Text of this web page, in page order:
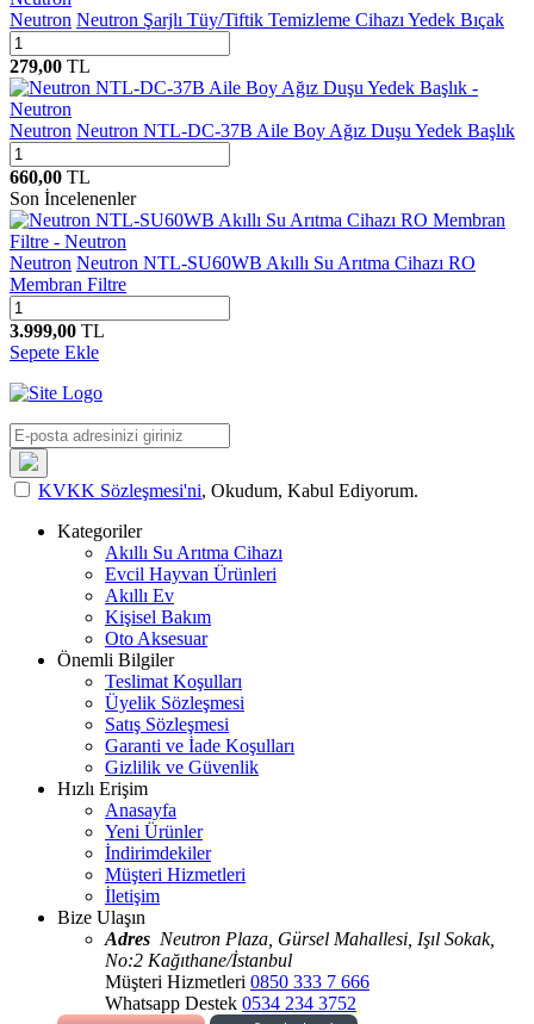
Neutron Neutron Şarjlı Tüy/Tiftik Temizleme Cihazı Yedek Bıçak
279,00 TL
Neutron Neutron NTL-DC-37B Aile Boy Ağız Duşu Yedek Başlık
660,00 TL
Son İncelenenler
Neutron Neutron NTL-SU60WB Akıllı Su Arıtma Cihazı RO
Membran Filtre
3.999,00 TL
Sepete Ekle
KVKK Sözleşmesi'ni, Okudum, Kabul Ediyorum.
Kategoriler
Akıllı Su Arıtma Cihazı
Evcil Hayvan Ürünleri
Akıllı Ev
Kişisel Bakım
Oto Aksesuar
Önemli Bilgiler
Teslimat Koşulları
Üyelik Sözleşmesi
Satış Sözleşmesi
Garanti ve İade Koşulları
Gizlilik ve Güvenlik
Hızlı Erişim
Anasayfa
Yeni Ürünler
İndirimdekiler
Müşteri Hizmetleri
İletişim
Bize Ulaşın
Adres Neutron Plaza, Gürsel Mahallesi, Işıl Sokak,
No:2 Kağıthane/İstanbul
Müşteri Hizmetleri 0850 333 7 666
Whatsapp Destek 0534 234 3752